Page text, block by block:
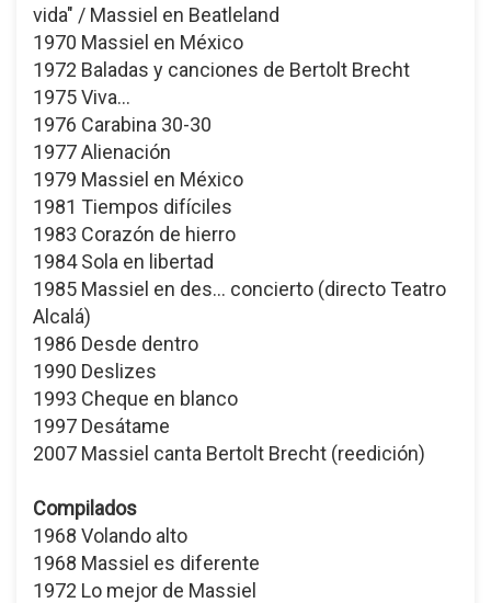
vida" / Massiel en Beatleland
1970 Massiel en México
1972 Baladas y canciones de Bertolt Brecht
1975 Viva...
1976 Carabina 30-30
1977 Alienación
1979 Massiel en México
1981 Tiempos difíciles
1983 Corazón de hierro
1984 Sola en libertad
1985 Massiel en des... concierto (directo Teatro
Alcalá)
1986 Desde dentro
1990 Deslizes
1993 Cheque en blanco
1997 Desátame
2007 Massiel canta Bertolt Brecht (reedición)
Compilados
1968 Volando alto
1968 Massiel es diferente
1972 Lo mejor de Massiel